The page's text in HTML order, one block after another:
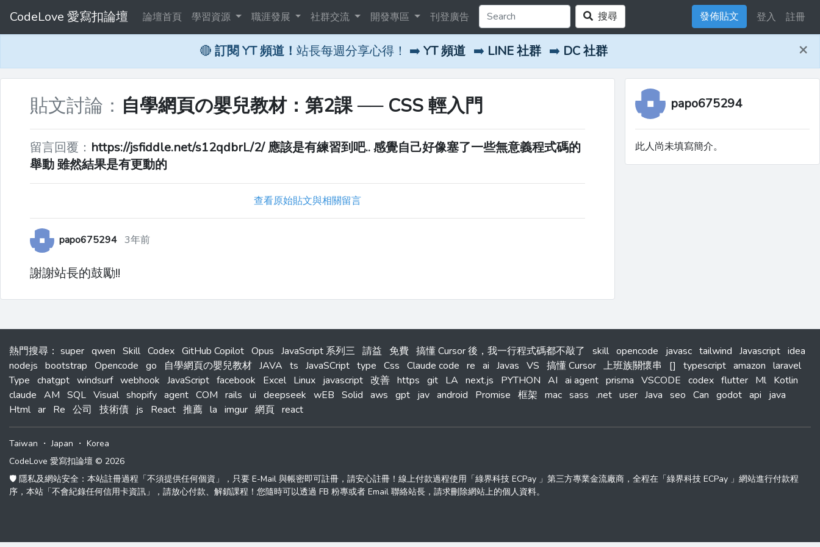
CodeLove 愛寫扣論壇 論壇首頁 學習資源 職涯發展 社群交流 開發專區 刊登廣告 搜尋 發佈貼文 登入 註冊
🔴 訂閱 YT 頻道！ 站長每週分享心得！ ➡️ YT 頻道 ➡️ LINE 社群 ➡️ DC 社群 ×
貼文討論： 自學網頁の嬰兒教材：第2課 ── CSS 輕入門
留言回覆： https://jsfiddle.net/s12qdbrL/2/ 應該是有練習到吧.. 感覺自己好像塞了一些無意義程式碼的
舉動 雖然結果是有更動的
查看原始貼文與相關留言
papo675294 3年前
謝謝站長的鼓勵!!
papo675294
此人尚未填寫簡介。
熱門搜尋 ： super qwen Skill Codex GitHub Copilot Opus JavaScript 系列三 請益 免費 搞懂 Cursor 後，我一行程式碼都不敲了 skill opencode javasc tailwind Javascript idea
nodejs bootstrap Opencode go 自學網頁の嬰兒教材 JAVA ts JavaSCript type Css Claude code re ai Javas VS 搞懂 Cursor 上班族關懷串 [] typescript amazon laravel
Type chatgpt windsurf webhook JavaScript facebook Excel Linux javascript 改善 https git LA next.js PYTHON AI ai agent prisma VSCODE codex flutter Ml Kotlin
claude AM SQL Visual shopify agent COM rails ui deepseek wEB Solid aws gpt jav android Promise 框架 mac sass .net user Java seo Can godot api
java
Html ar Re 公司 技術債 js React 推薦 la imgur 網頁 react
Taiwan ・Japan ・ Korea
CodeLove 愛寫扣論壇 © 2026
🛡️ 隱私及網站安全：本站註冊過程「不須提供任何個資」，只要 E-Mail 與帳密即可註冊，請安心註冊！線上付款過程使用「綠界科技 ECPay 」第三方專業金流廠商，全程在「綠界科技 ECPay 」網站進行付款程
序，本站「不會紀錄任何信用卡資訊」，請放心付款、解鎖課程！您隨時可以透過 FB 粉專或者 Email 聯絡站長，請求刪除網站上的個人資料。